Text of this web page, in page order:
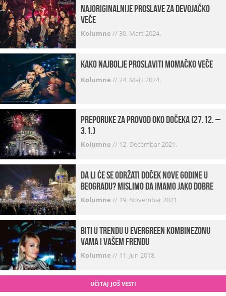
Najoriginalnije proslave za devojačko
veče
Kolumne // 30. Mart 2024.
Kako najbolje proslaviti momačko veče
Kolumne //24. Mart 2024.
Preporuke za provod oko dočeka (27.12. –
3.1.)
Kolumne // 12. Decembar 2021.
Da li će se održati doček Nove godine u
Beogradu? Mislimo da imamo jako DOBRE
VESTI!
Kolumne // 19. Novembar 2021.
Biti u trendu u Evergreen kombinezonu
vama i vašem frendu
Kolumne // 11. Jun 2018.
UČITAJ JOŠ VESTI